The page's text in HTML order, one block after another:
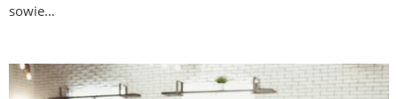
sowie…